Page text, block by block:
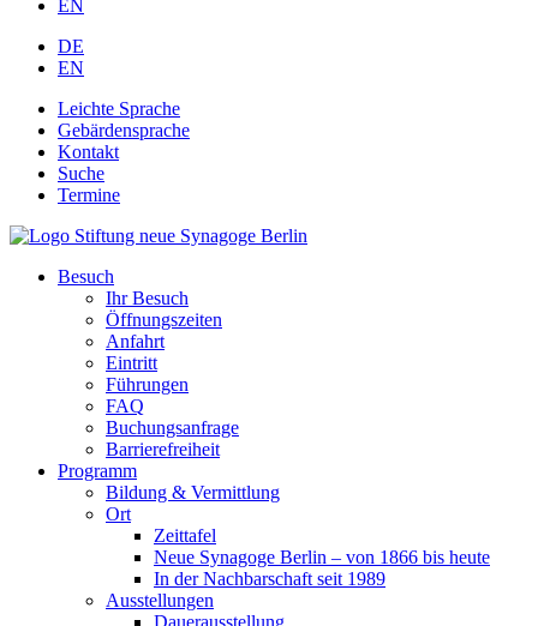
EN
DE
EN
Leichte Sprache
Gebärdensprache
Kontakt
Suche
Termine
Besuch
Ihr Besuch
Öffnungszeiten
Anfahrt
Eintritt
Führungen
FAQ
Buchungsanfrage
Barrierefreiheit
Programm
Bildung & Vermittlung
Ort
Zeittafel
Neue Synagoge Berlin – von 1866 bis heute
In der Nachbarschaft seit 1989
Ausstellungen
Dauerausstellung